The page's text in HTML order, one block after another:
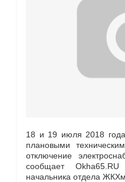
18 и 19 июля 2018
плановыми
отключение
сообщает
начальника отдела